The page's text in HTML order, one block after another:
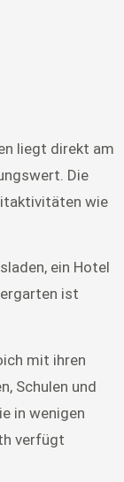
liegt direkt am
Die
wie
ein Hotel
ist
mit ihren
Schulen und
in wenigen
verfügt